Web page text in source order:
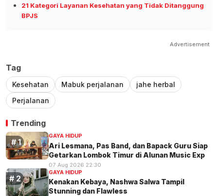
21 Kategori Layanan Kesehatan yang Tidak Ditanggung
BPJS
Advertisement
Tag
Kesehatan Mabuk perjalanan
jahe herbal
Perjalanan
Trending
GAYA HIDUP
Ari Lesmana, Pas Band, dan Bapack Guru Siap
Getarkan Lombok Timur di Alunan Music Exp
07 Aug 2026 22:30
GAYA HIDUP
Kenakan Kebaya, Nashwa Salwa Tampil
Stunning dan Flawless